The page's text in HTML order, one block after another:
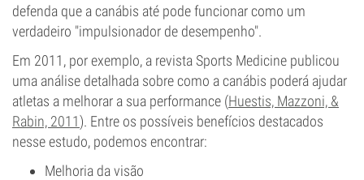
defenda que a canábis até pode funcionar como um
verdadeiro "impulsionador de desempenho".
Em 2011, por exemplo, a revista Sports Medicine publicou
uma análise detalhada sobre como a canábis poderá ajudar
atletas a melhorar a sua performance (Huestis, Mazzoni, &
Rabin, 2011). Entre os possíveis benefícios destacados
nesse estudo, podemos encontrar:
Melhoria da visão